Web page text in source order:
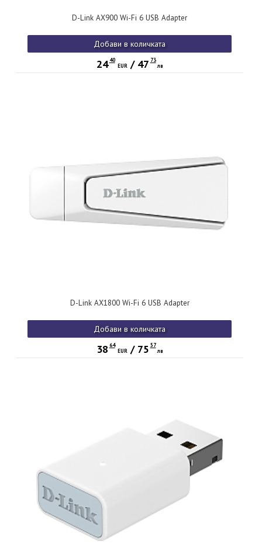
D-Link AX900 Wi-Fi 6 USB Adapter
Добави в количката
24 40
EUR/ 47 73
лв
D-Link AX1800 Wi-Fi 6 USB Adapter
Добави в количката
38 64
EUR/ 75 57
лв